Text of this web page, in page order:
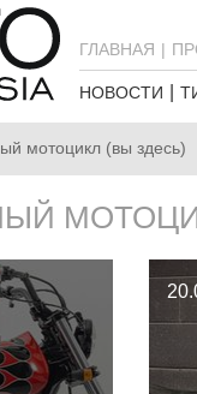
ГЛАВНАЯ
НОВОСТИ
мотоцикл (вы здесь)